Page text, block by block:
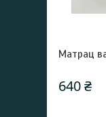
Матрац
640 ₴